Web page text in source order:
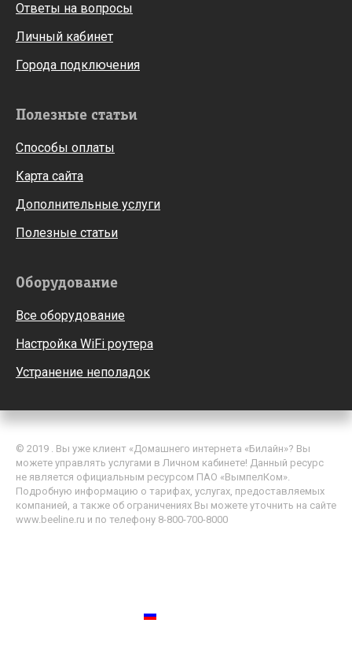
Ответы на вопросы
Личный кабинет
Города подключения
Полезные статьи
Способы оплаты
Карта сайта
Дополнительные услуги
Полезные статьи
Оборудование
Все оборудование
Настройка WiFi роутера
Устранение неполадок
© 2019 . Вы уже клиент «Домашнего интернета «Билайн»? Вы
можете управлять услугами в Личном кабинете! Данный ресурс
не является официальным ресурсом ПАО «ВымпелКом».
Подробную информацию о тарифах, услугах, предоставляемых
компанией, а также об ограничениях Вы можете уточнить на сайте
www.beeline.ru и по телефону 8-800-700-8000